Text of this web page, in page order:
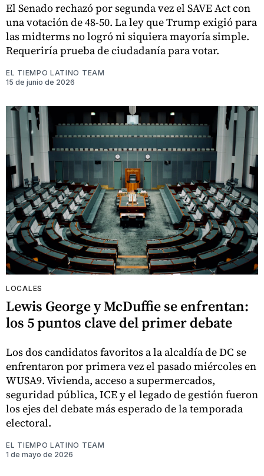
El Senado rechazó por segunda vez el SAVE Act con
una votación de 48-50. La ley que Trump exigió para
las midterms no logró ni siquiera mayoría simple.
Requeriría prueba de ciudadanía para votar.
EL TIEMPO LATINO TEAM
15 de junio de 2026
LOCALES
Lewis George y McDuffie se enfrentan:
los 5 puntos clave del primer debate
Los dos candidatos favoritos a la alcaldía de DC se
enfrentaron por primera vez el pasado miércoles en
WUSA9. Vivienda, acceso a supermercados,
seguridad pública, ICE y el legado de gestión fueron
los ejes del debate más esperado de la temporada
electoral.
EL TIEMPO LATINO TEAM
1 de mayo de 2026